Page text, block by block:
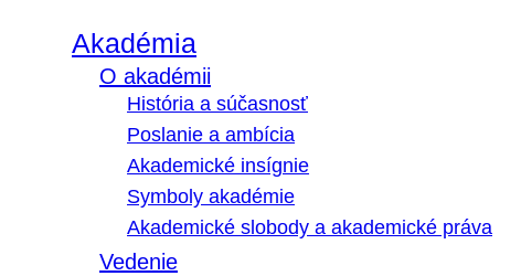
Akadémia
O akadémii
História a súčasnosť
Poslanie a ambícia
Akademické insígnie
Symboly akadémie
Akademické slobody a akademické práva
Vedenie